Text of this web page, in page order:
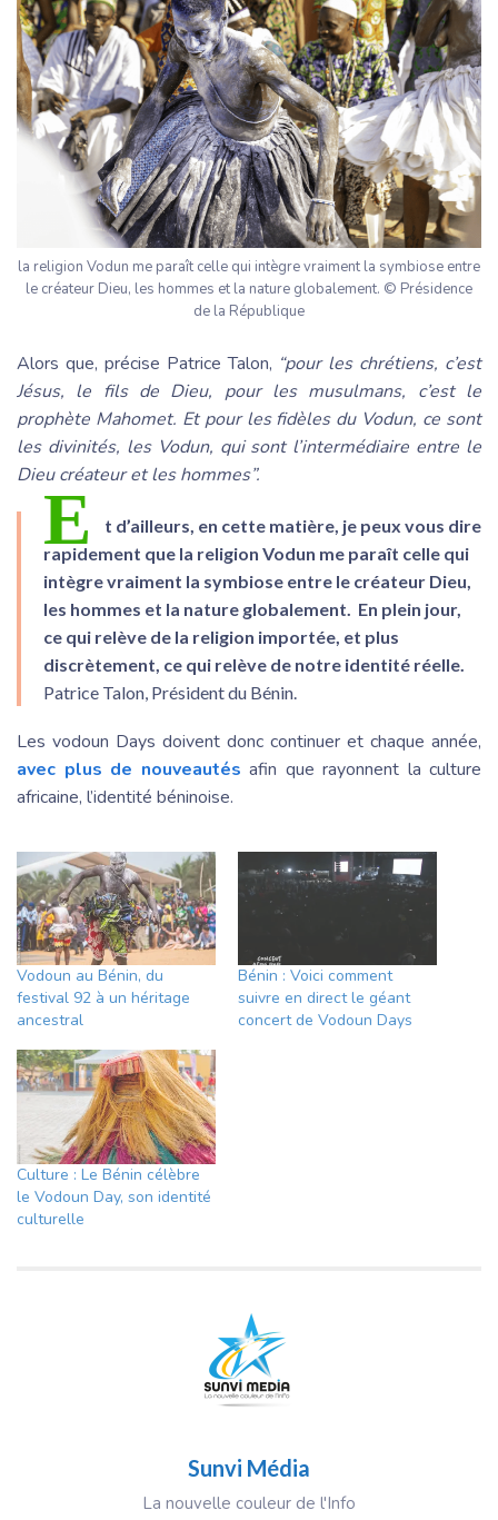
la religion Vodun me paraît celle qui intègre vraiment la symbiose entre
le créateur Dieu, les hommes et la nature globalement. © Présidence
de la République
Alors que, précise Patrice Talon, “pour les chrétiens, c’est
Jésus, le fils de Dieu, pour les musulmans, c’est le
prophète Mahomet. Et pour les fidèles du Vodun, ce sont
les divinités, les Vodun, qui sont l’intermédiaire entre le
Dieu créateur et les hommes”.
E
t d’ailleurs, en cette matière, je peux vous dire
rapidement que la religion Vodun me paraît celle qui
intègre vraiment la symbiose entre le créateur Dieu,
les hommes et la nature globalement. En plein jour,
ce qui relève de la religion importée, et plus
discrètement, ce qui relève de notre identité réelle.
Patrice Talon, Président du Bénin.
Les vodoun Days doivent donc continuer et chaque année,
avec plus de nouveautés afin que rayonnent la culture
africaine, l’identité béninoise.
Vodoun au Bénin, du
festival 92 à un héritage
ancestral
Bénin : Voici comment
suivre en direct le géant
concert de Vodoun Days
Culture : Le Bénin célèbre
le Vodoun Day, son identité
culturelle
Sunvi Média
La nouvelle couleur de l'Info